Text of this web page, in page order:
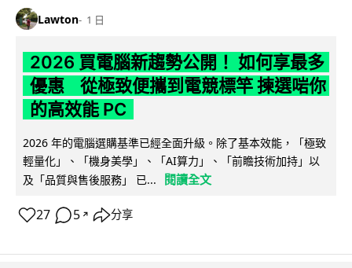
Lawton 1 日
2026 買電腦新趨勢公開！ 如何享最多
優惠 從極致便攜到電競標竿 揀選啱你
的高效能 PC
2026 年的電腦選購基準已經全面升級。除了基本效能，「極致
輕量化」、「機身美學」、「AI算力」、「前瞻技術加持」以
及「品質與售後服務」 已...
閱讀全文
27 5 ↗ 分享